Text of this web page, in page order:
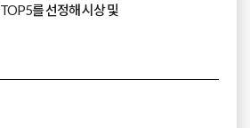
를 선정해 시상 및